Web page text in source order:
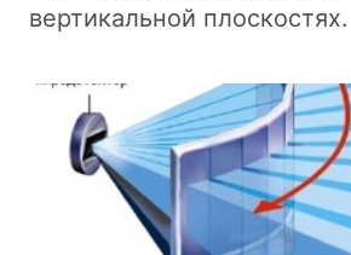
вертикальной плоскостях.